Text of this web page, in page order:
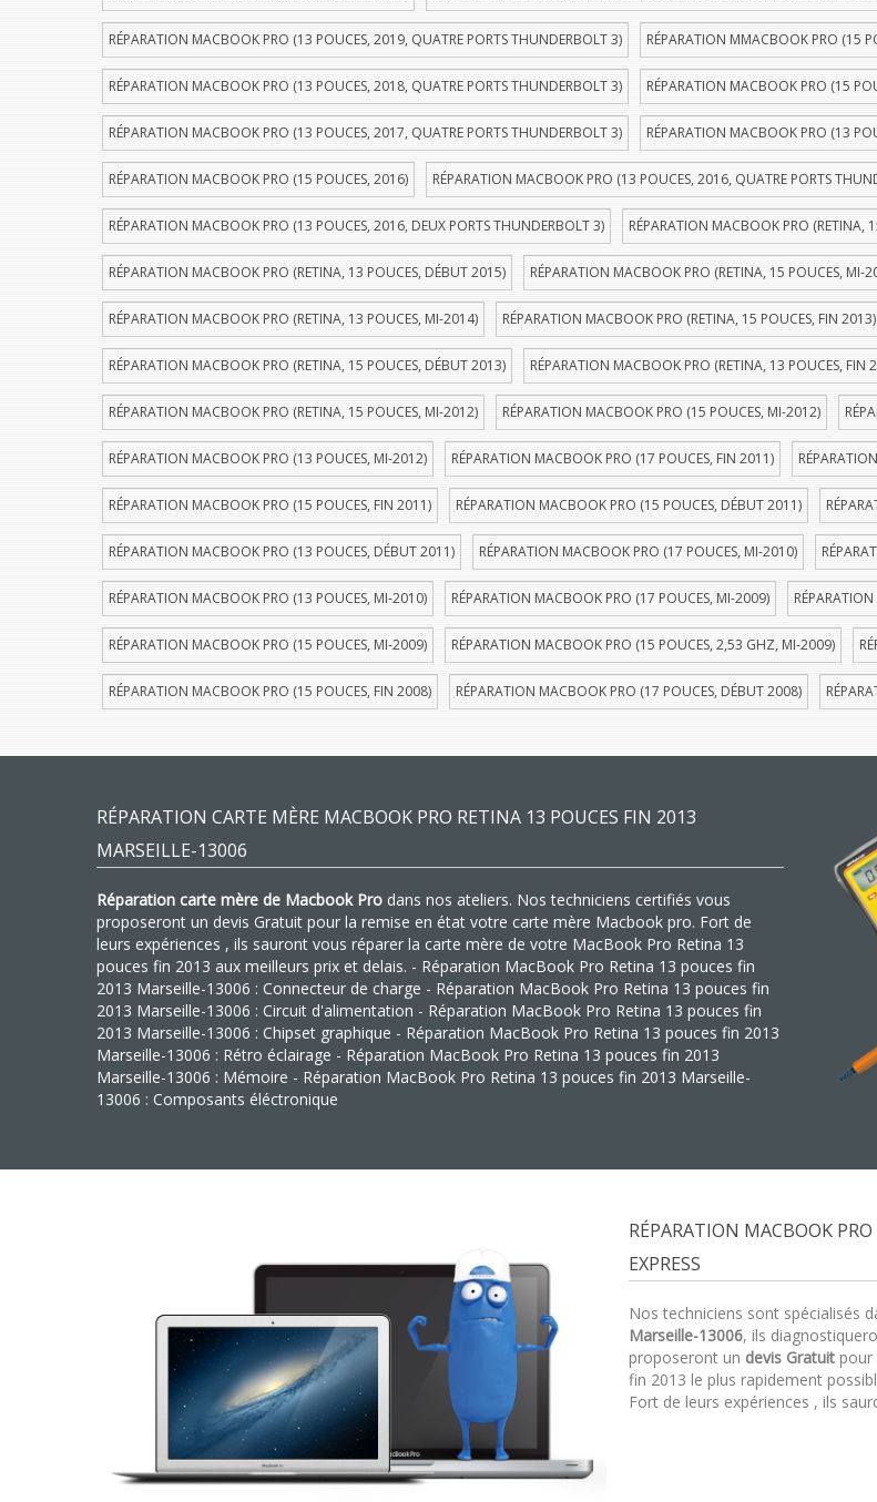
RÉPARATION MACBOOK PRO (13 POUCES, 2019, QUATRE PORTS THUNDERBOLT 3) RÉPARATION MMACBOOK PRO (15
RÉPARATION MACBOOK PRO (13 POUCES, 2018, QUATRE PORTS THUNDERBOLT 3) RÉPARATION MACBOOK PRO (15
RÉPARATION MACBOOK PRO (13 POUCES, 2017, QUATRE PORTS THUNDERBOLT 3) RÉPARATION MACBOOK PRO (13
RÉPARATION MACBOOK PRO (15 POUCES, 2016) RÉPARATION MACBOOK PRO (13 POUCES, 2016, QUATRE PORTS
RÉPARATION MACBOOK PRO (13 POUCES, 2016, DEUX PORTS THUNDERBOLT 3) RÉPARATION MACBOOK PRO (RETINA,
RÉPARATION MACBOOK PRO (RETINA, 13 POUCES, DÉBUT 2015) RÉPARATION MACBOOK PRO (RETINA, 15 POUCES, MI-
RÉPARATION MACBOOK PRO (RETINA, 13 POUCES, MI-2014) RÉPARATION MACBOOK PRO (RETINA, 15 POUCES, FIN 2013)
RÉPARATION MACBOOK PRO (RETINA, 15 POUCES, DÉBUT 2013) RÉPARATION MACBOOK PRO (RETINA, 13 POUCES, FIN
RÉPARATION MACBOOK PRO (RETINA, 15 POUCES, MI-2012) RÉPARATION MACBOOK PRO (15 POUCES, MI-2012)
RÉPARATION MACBOOK PRO (13 POUCES, MI-2012) RÉPARATION MACBOOK PRO (17 POUCES, FIN 2011)
RÉPARATION MACBOOK PRO (15 POUCES, FIN 2011) RÉPARATION MACBOOK PRO (15 POUCES, DÉBUT 2011)
RÉPARATION MACBOOK PRO (13 POUCES, DÉBUT 2011) RÉPARATION MACBOOK PRO (17 POUCES, MI-2010)
RÉPARATION MACBOOK PRO (13 POUCES, MI-2010) RÉPARATION MACBOOK PRO (17 POUCES, MI-2009)
RÉPARATION MACBOOK PRO (15 POUCES, MI-2009) RÉPARATION MACBOOK PRO (15 POUCES, 2,53 GHZ, MI-2009)
RÉPARATION MACBOOK PRO (15 POUCES, FIN 2008) RÉPARATION MACBOOK PRO (17 POUCES, DÉBUT 2008)
RÉPARATION CARTE MÈRE MACBOOK PRO RETINA 13 POUCES FIN 2013
MARSEILLE-13006
Réparation carte mère de Macbook Pro dans nos ateliers. Nos techniciens certifiés vous
proposeront un devis Gratuit pour la remise en état votre carte mère Macbook pro. Fort de
leurs expériences , ils sauront vous réparer la carte mère de votre MacBook Pro Retina 13
pouces fin 2013 aux meilleurs prix et delais. - Réparation MacBook Pro Retina 13 pouces fin
2013 Marseille-13006 : Connecteur de charge - Réparation MacBook Pro Retina 13 pouces fin
2013 Marseille-13006 : Circuit d'alimentation - Réparation MacBook Pro Retina 13 pouces fin
2013 Marseille-13006 : Chipset graphique - Réparation MacBook Pro Retina 13 pouces fin 2013
Marseille-13006 : Rétro éclairage - Réparation MacBook Pro Retina 13 pouces fin 2013
Marseille-13006 : Mémoire - Réparation MacBook Pro Retina 13 pouces fin 2013 Marseille-
13006 : Composants éléctronique
RÉPARATION MACBOOK
EXPRESS
Nos techniciens sont spécialisés
Marseille-13006, ils
proposeront un devis Gratuit pour
fin 2013 le plus rapidement
Fort de leurs expériences , ils